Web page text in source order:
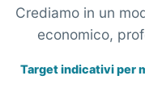
Crediamo in un
economico,
Target indicativi per